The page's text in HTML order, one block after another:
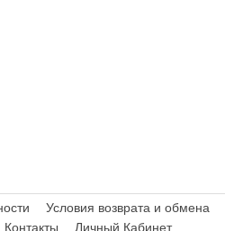
Условия возврата и обмена
Контакты Личный Кабинет